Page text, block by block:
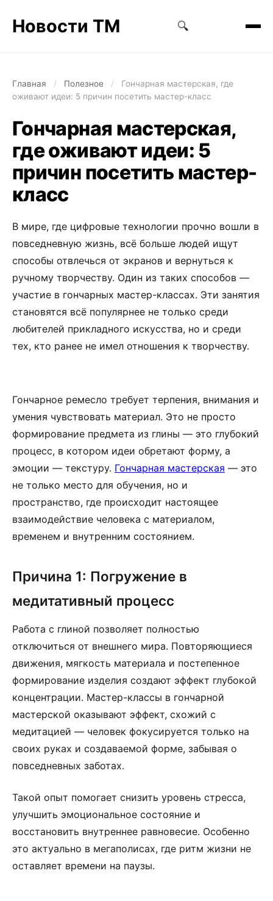
Новости ТМ 🔍
Главная / Полезное /
Гончарная мастерская, где
оживают идеи: 5 причин посетить мастер-класс
Гончарная мастерская,
где оживают идеи: 5
причин посетить мастер-
класс
В мире, где цифровые технологии прочно вошли в
повседневную жизнь, всё больше людей ищут
способы отвлечься от экранов и вернуться к
ручному творчеству. Один из таких способов —
участие в гончарных мастер-классах. Эти занятия
становятся всё популярнее не только среди
любителей прикладного искусства, но и среди
тех, кто ранее не имел отношения к творчеству.
Гончарное ремесло требует терпения, внимания и
умения чувствовать материал. Это не просто
формирование предмета из глины — это глубокий
процесс, в котором идеи обретают форму, а
эмоции — текстуру. Гончарная мастерская — это
не только место для обучения, но и
пространство, где происходит настоящее
взаимодействие человека с материалом,
временем и внутренним состоянием.
Причина 1: Погружение в
медитативный процесс
Работа с глиной позволяет полностью
отключиться от внешнего мира. Повторяющиеся
движения, мягкость материала и постепенное
формирование изделия создают эффект глубокой
концентрации. Мастер-классы в гончарной
мастерской оказывают эффект, схожий с
медитацией — человек фокусируется только на
своих руках и создаваемой форме, забывая о
повседневных заботах.
Такой опыт помогает снизить уровень стресса,
улучшить эмоциональное состояние и
восстановить внутреннее равновесие. Особенно
это актуально в мегаполисах, где ритм жизни не
оставляет времени на паузы.